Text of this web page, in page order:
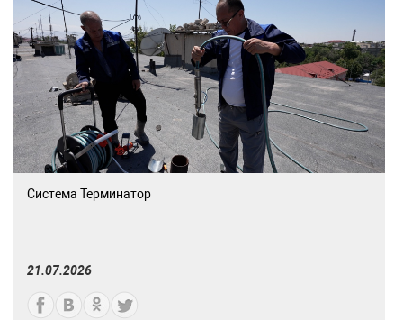
Система Терминатор
21.07.2026